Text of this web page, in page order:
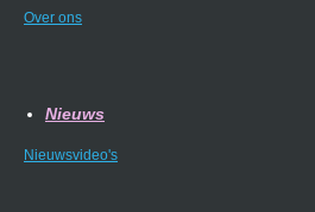
Over ons
Nieuws
Nieuwsvideo's